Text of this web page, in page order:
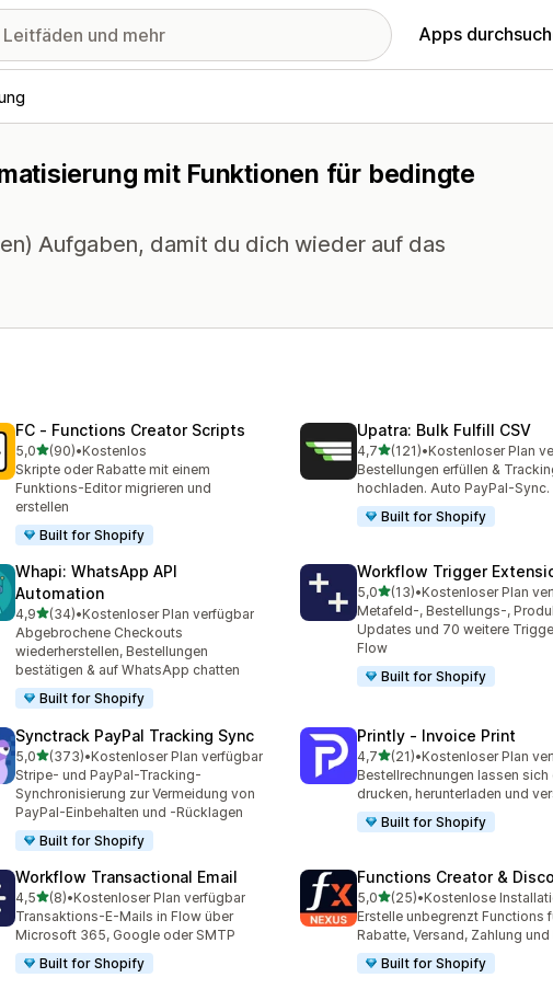
Apps
mit Funktionen für bedingte
Aufgaben, damit du dich wieder auf das
FC ‑ Functions Creator Scripts
5,0von 5 Sternen
(90)
90 Rezensionen insgesamt
•Kostenlos
Skripte oder Rabatte mit einem
Funktions-Editor migrieren und
erstellen
Built for Shopify
Upatra: Bulk Fulfill CSV
4,7von 5 Sternen
(121)
121 Rezensionen insgesamt
•Kostenloser Plan
Bestellungen erfüllen &
hochladen. Auto PayPal-Sync.
Built for Shopify
Whapi: WhatsApp API
Automation
4,9von 5 Sternen
(34)
34 Rezensionen insgesamt
•Kostenloser Plan verfügbar
Abgebrochene Checkouts
wiederherstellen, Bestellungen
bestätigen & auf WhatsApp chatten
Built for Shopify
Workflow Trigger
5,0von 5 Sternen
(13)
13 Rezensionen insgesamt
•Kostenloser Plan
Metafeld-, Bestellungs-,
Updates und 70 weitere
Flow
Built for Shopify
Synctrack PayPal Tracking Sync
5,0von 5 Sternen
(373)
373 Rezensionen insgesamt
•Kostenloser Plan verfügbar
Stripe- und PayPal-Tracking-
Synchronisierung zur Vermeidung von
PayPal-Einbehalten und -Rücklagen
Built for Shopify
Printly ‑ Invoice Print
4,7von 5 Sternen
(21)
21 Rezensionen insgesamt
•Kostenloser Plan
Bestellrechnungen lassen sich
drucken, herunterladen und
Built for Shopify
Workflow Transactional Email
4,5von 5 Sternen
(8)
8 Rezensionen insgesamt
•Kostenloser Plan verfügbar
Transaktions-E-Mails in Flow über
Microsoft 365, Google oder SMTP
Built for Shopify
Functions Creator &
5,0von 5 Sternen
(25)
25 Rezensionen insgesamt
•Kostenlose
Erstelle unbegrenzt Functions
Rabatte, Versand, Zahlung und
Built for Shopify